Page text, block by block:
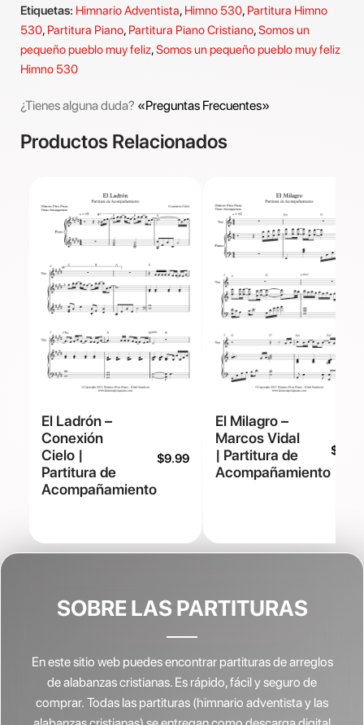
Etiquetas: Himnario Adventista, Himno 530, Partitura Himno
530, Partitura Piano, Partitura Piano Cristiano,Somos un
pequeño pueblo muy feliz,Somos un pequeño pueblo muy feliz
Himno 530
¿Tienes alguna duda? «Preguntas Frecuentes»
Productos Relacionados
El Ladrón –
Conexión
Cielo |
Partitura de
Acompañamiento
$9.99
El Milagro –
Marcos Vidal
| Partitura de
Acompañamiento
$
SOBRE LAS PARTITURAS
En este sitio web puedes encontrar partituras de arreglos
de alabanzas cristianas. Es rápido, fácil y seguro de
comprar. Todas las partituras (himnario adventista y las